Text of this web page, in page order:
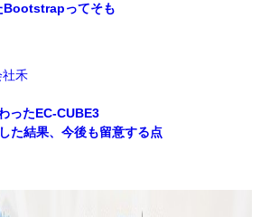
Bootstrapってそも
ったEC-CUBE3
た結果、今後も留意する点